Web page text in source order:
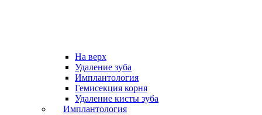
На верх
Удаление зуба
Имплантология
Гемисекция корня
Удаление кисты зуба
Имплантология